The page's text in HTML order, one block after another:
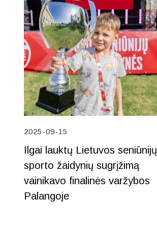
2025-09-15
Ilgai lauktų Lietuvos seniūnijų
sporto žaidynių sugrįžimą
vainikavo finalinės varžybos
Palangoje